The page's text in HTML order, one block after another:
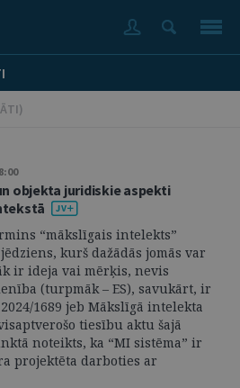
)
objekta juridiskie aspekti
“mākslīgais intelekts”
kurš dažādās jomās var
ir ideja vai mērķis, nevis
(turpmāk – ES), savukārt, ir
1689 jeb Mākslīgā intelekta
tiesību aktu šajā
noteikts, ka “MI sistēma” ir
projektēta darboties ar